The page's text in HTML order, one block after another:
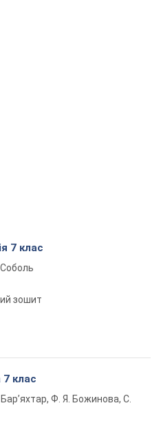
7 клас
Соболь
зошит
7 клас
Бар’яхтар, Ф. Я. Божинова, С.